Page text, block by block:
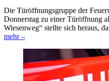
Die Türöffnungsgruppe der
Donnerstag zu einer Türöffnung
Wiesenweg“ stellte sich heraus,
mehr –